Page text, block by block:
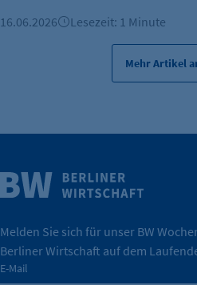
konkret bedeutet – und wie die
tatsächlich unterstützt.
Wirtschaft.
Weitere Infos
16.06.2026 Lesezeit: 1 Minute
Mehr Artikel
Melden Sie sich für unser BW
Berliner Wirtschaft auf dem
E-Mail